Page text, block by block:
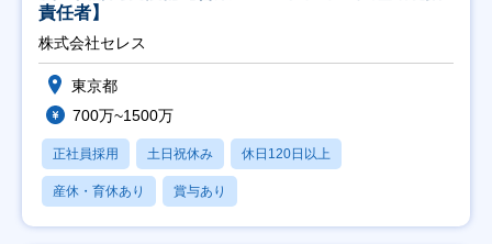
責任者】
株式会社セレス
東京都
700万~1500万
正社員採用 土日祝休み 休日120日以上
産休・育休あり 賞与あり